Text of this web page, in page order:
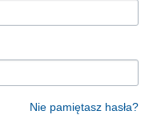
Nie pamiętasz hasła?